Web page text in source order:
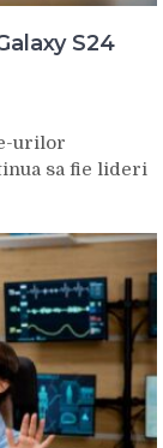
S24
urilor
sa fie lideri